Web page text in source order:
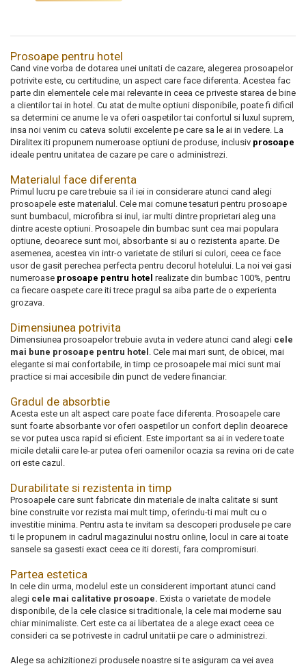
Prosoape pentru hotel
Cand vine vorba de dotarea unei unitati de cazare, alegerea prosoapelor
potrivite este, cu certitudine, un aspect care face diferenta. Acestea fac
parte din elementele cele mai relevante in ceea ce priveste starea de bine
a clientilor tai in hotel. Cu atat de multe optiuni disponibile, poate fi dificil
sa determini ce anume le va oferi oaspetilor tai confortul si luxul suprem,
insa noi venim cu cateva solutii excelente pe care sa le ai in vedere. La
Diralitex iti propunem numeroase optiuni de produse, inclusiv prosoape
ideale pentru unitatea de cazare pe care o administrezi.
Materialul face diferenta
Primul lucru pe care trebuie sa il iei in considerare atunci cand alegi
prosoapele este materialul. Cele mai comune tesaturi pentru prosoape
sunt bumbacul, microfibra si inul, iar multi dintre proprietari aleg una
dintre aceste optiuni. Prosoapele din bumbac sunt cea mai populara
optiune, deoarece sunt moi, absorbante si au o rezistenta aparte. De
asemenea, acestea vin intr-o varietate de stiluri si culori, ceea ce face
usor de gasit perechea perfecta pentru decorul hotelului. La noi vei gasi
numeroase prosoape pentru hotel realizate din bumbac 100%, pentru
ca fiecare oaspete care iti trece pragul sa aiba parte de o experienta
grozava.
Dimensiunea potrivita
Dimensiunea prosoapelor trebuie avuta in vedere atunci cand alegi cele
mai bune prosoape pentru hotel . Cele mai mari sunt, de obicei, mai
elegante si mai confortabile, in timp ce prosoapele mai mici sunt mai
practice si mai accesibile din punct de vedere financiar.
Gradul de absorbtie
Acesta este un alt aspect care poate face diferenta. Prosoapele care
sunt foarte absorbante vor oferi oaspetilor un confort deplin deoarece
se vor putea usca rapid si eficient. Este important sa ai in vedere toate
micile detalii care le-ar putea oferi oamenilor ocazia sa revina ori de cate
ori este cazul.
Durabilitate si rezistenta in timp
Prosoapele care sunt fabricate din materiale de inalta calitate si sunt
bine construite vor rezista mai mult timp, oferindu-ti mai mult cu o
investitie minima. Pentru asta te invitam sa descoperi produsele pe care
ti le propunem in cadrul magazinului nostru online, locul in care ai toate
sansele sa gasesti exact ceea ce iti doresti, fara compromisuri.
Partea estetica
In cele din urma, modelul este un considerent important atunci cand
alegi cele mai calitative prosoape. Exista o varietate de modele
disponibile, de la cele clasice si traditionale, la cele mai moderne sau
chiar minimaliste. Cert este ca ai libertatea de a alege exact ceea ce
consideri ca se potriveste in cadrul unitatii pe care o administrezi.
Alege sa achizitionezi produsele noastre si te asiguram ca vei avea